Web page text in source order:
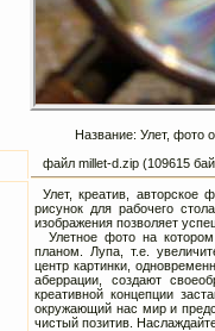
Название: Улет, фото
файл millet-d.zip (109615
Улет, креатив,
рисунок для рабочего
изображения позволяет
Улетное фото на
планом. Лупа, т.е.
центр картинки,
аберрации, создают
креативной концепции
окружающий нас мир и
чистый позитив.